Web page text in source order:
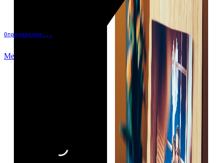
Определение...
Меню